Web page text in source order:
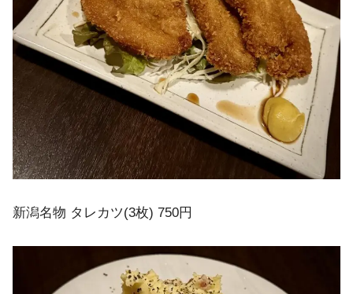
新潟名物 タレカツ(3枚) 750円